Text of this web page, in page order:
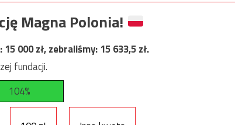
Magna Polonia!
15 000zł, zebraliśmy:15 633,5zł.
fundacji.
104%